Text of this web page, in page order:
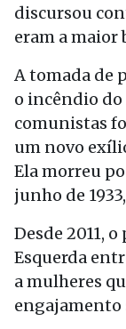
discursou
eram a maior
A tomada de
o incêndio do
comunistas
um novo
Ela morreu
junho de
Desde 2011,
Esquerda
a mulheres
engajamento